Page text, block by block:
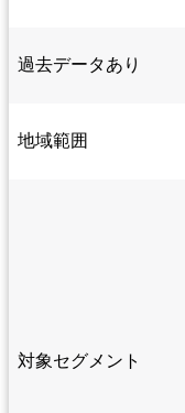
過去データあり
地域範囲
対象セグメント